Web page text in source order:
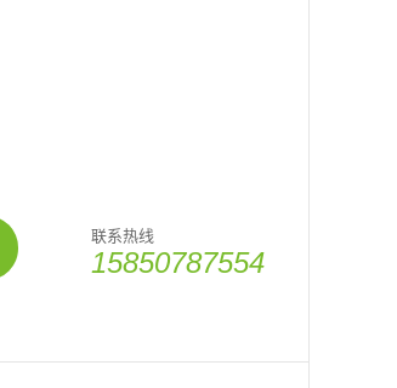
联系热线
15850787554